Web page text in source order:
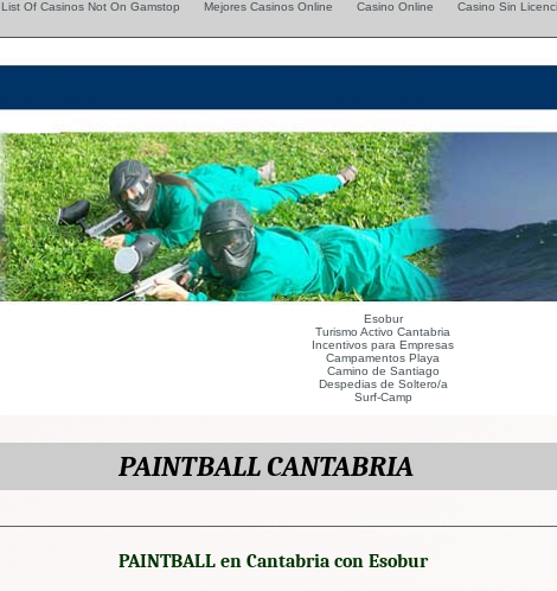
List Of Casinos Not On Gamstop Mejores Casinos Online Casino Online Casino Sin
Esobur
Turismo Activo Cantabria
Incentivos para Empresas
Campamentos Playa
Camino de Santiago
Despedias de Soltero/a
Surf-Camp
PAINTBALL CANTABRIA
PAINTBALL en Cantabria con Esobur